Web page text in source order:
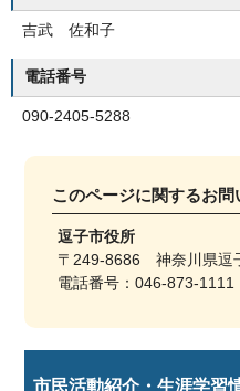
吉武 佐和子
電話番号
090-2405-5288
このページに関するお問
逗子市役所
〒249-8686 神奈川県逗
電話番号：046-873-1111
市民活動紹介・生涯学